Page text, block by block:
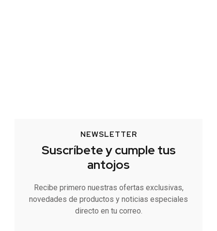
NEWSLETTER
Suscríbete y cumple tus
antojos
Recibe primero nuestras ofertas exclusivas,
novedades de productos y noticias especiales
directo en tu correo.